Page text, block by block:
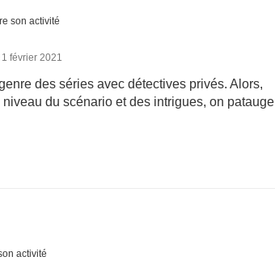
son activité
février 2021
des séries avec détectives privés. Alors,
du scénario et des intrigues, on patauge
activité